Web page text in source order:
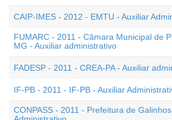
CAIP-IMES - 2012 - EMTU - Auxiliar
FUMARC - 2011 - Câmara Municipal de
MG - Auxiliar administrativo
FADESP - 2011 - CREA-PA - Auxiliar
IF-PB - 2011 - IF-PB - Auxiliar
CONPASS - 2011 - Prefeitura de